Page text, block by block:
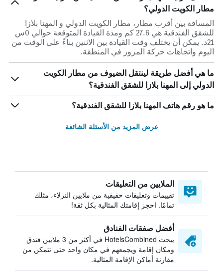
مطار الكويت الدولي؟
المسافة بين أقرب مطار، مطار الكويت الدولي و المهنا بلازا
للشقق الفندقية هي 27.6 كم ومدة القيادة المتوقعة حوالي 0س
21د. يمكن أن يختلف وقت القيادة بين الاثنين بناءً على الوقت من
اليوم واتجاهات حركة المرور في المنطقة.
ما هي أفضل طريقة لينتقل الضيوف من مطار الكويت
الدولي إلى المهنا بلازا للشقق الفندقية؟
ما هو رقم هاتف المهنا بلازا للشقق الفندقية؟
عرض المزيد من الأسئلة الشائعة
الملايين من التعليقات
تقييمات وتعليقات حقيقية من ملايين النزلاء، مثلك
تمامًا. احجز إقامتك المثالية بكل ثقة!
أفضل صفقات الفنادق
يبحث HotelsCombined في أكثر من 3 ملايين فندق
ومكان إقامة ويجمعهم في مكان واحد حتى تتمكن من
مقارنة أماكن الإقامة المثالية.